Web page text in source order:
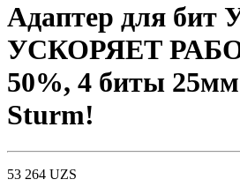
Адаптер для
УСКОРЯЕТ
50%, 4 биты
Sturm!
53 264 UZS